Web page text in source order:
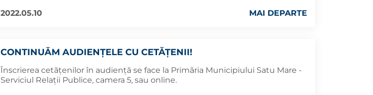
2022.05.10
MAI DEPARTE
CONTINUĂM AUDIENȚELE CU CETĂȚENII!
Înscrierea cetățenilor în audiență se face la Primăria Municipiului Satu Mare -
Serviciul Relaţii Publice, camera 5, sau online.